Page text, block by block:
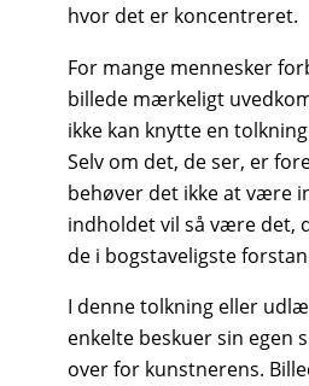
hvor det er koncentreret.
For mange mennesker
billede mærkeligt
ikke kan knytte en
Selv om det, de ser, er
behøver det ikke at være
indholdet vil så være det,
de i bogstaveligste
I denne tolkning eller
enkelte beskuer sin egen
over for kunstnerens.